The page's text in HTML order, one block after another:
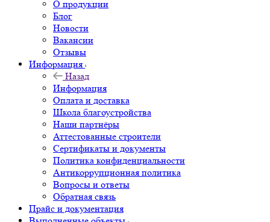
О продукции
Блог
Новости
Вакансии
Отзывы
Информация
Назад
Информация
Оплата и доставка
Школа благоустройства
Наши партнёры
Аттестованные строители
Сертификаты и документы
Политика конфиденциальности
Антикоррупционная политика
Вопросы и ответы
Обратная связь
Прайс и документация